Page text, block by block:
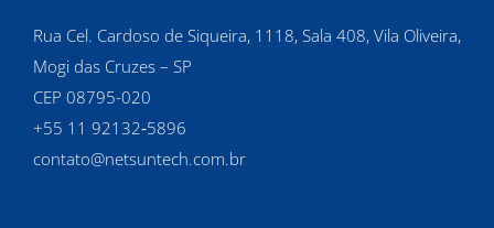
Rua Cel. Cardoso de Siqueira, 1118, Sala 408, Vila Oliveira,
Mogi das Cruzes – SP
CEP 08795-020
‪+55 11 92132‑5896‬
contato@netsuntech.com.br